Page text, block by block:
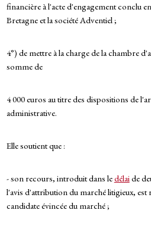
financière à l'acte d'engagement conclu
Bretagne et la société Adventiel ;
4°) de mettre à la charge de la chambre
somme de
4 000 euros au titre des dispositions de
administrative.
Elle soutient que :
- son recours, introduit dans ledélaide
l'avis d'attribution du marché litigieux, est
candidate évincée du marché ;